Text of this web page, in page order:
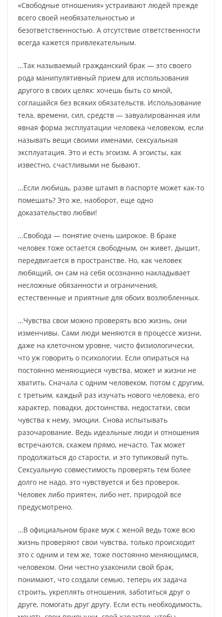
«Свободные отношения» устраивают людей прежде
всего своей необязательностью и
безответственностью. А отсутствие ответственности
всегда кажется привлекательным.
…Так называемый гражданский брак — это своего
рода манипулятивный прием для использования
другого в своих целях: хочешь быть со мной,
соглашайся без всяких обязательств. Использование
тела, времени, сил, средств — завуалированная или
явная форма эксплуатации человека человеком, если
называть вещи своими именами, сексуальная
эксплуатация. Это и есть эгоизм. А эгоисты, как
известно, счастливыми не бывают.
…Если любишь, разве штамп в паспорте может как-то
помешать? Это же, наоборот, еще одно
доказательство любви!
…Свобода — понятие очень широкое. В браке
человек тоже остается свободным, он живет, дышит,
передвигается в пространстве. Но, как человек
любящий, он сам на себя осознанно накладывает
несложные обязанности и ограничения,
естественные и приятные для обоих возлюбленных.
…Чувства свои можно проверять всю жизнь, они
изменчивы. Сами люди меняются в процессе жизни,
даже на клеточном уровне, чисто физиологически,
что уж говорить о психологии. Если опираться на
постоянно меняющиеся чувства, может и жизни не
хватить. Сначала с одним человеком, потом с другим,
с третьим, каждый раз изучать нового человека, его
характер, повадки, достоинства, недостатки, свои
чувства к нему, эмоции. Снова испытывать
разочарование. Ведь идеальные люди и отношения
встречаются, скажем прямо, нечасто. Так может
продолжаться до старости, и это тупиковый путь.
Сексуальную совместимость проверять тем более
долго не надо, это чувствуется и без проверок.
Человек либо приятен, либо нет, природой все
предусмотрено.
…В официальном браке муж с женой ведь тоже всю
жизнь проверяют свои чувства, только происходит
это с одним и тем же, тоже постоянно меняющимся,
человеком. Они честно узаконили свой брак,
понимают, что создали семью, теперь их задача
строить, укреплять отношения, заботиться друг о
друге, помогать друг другу. Если есть необходимость,